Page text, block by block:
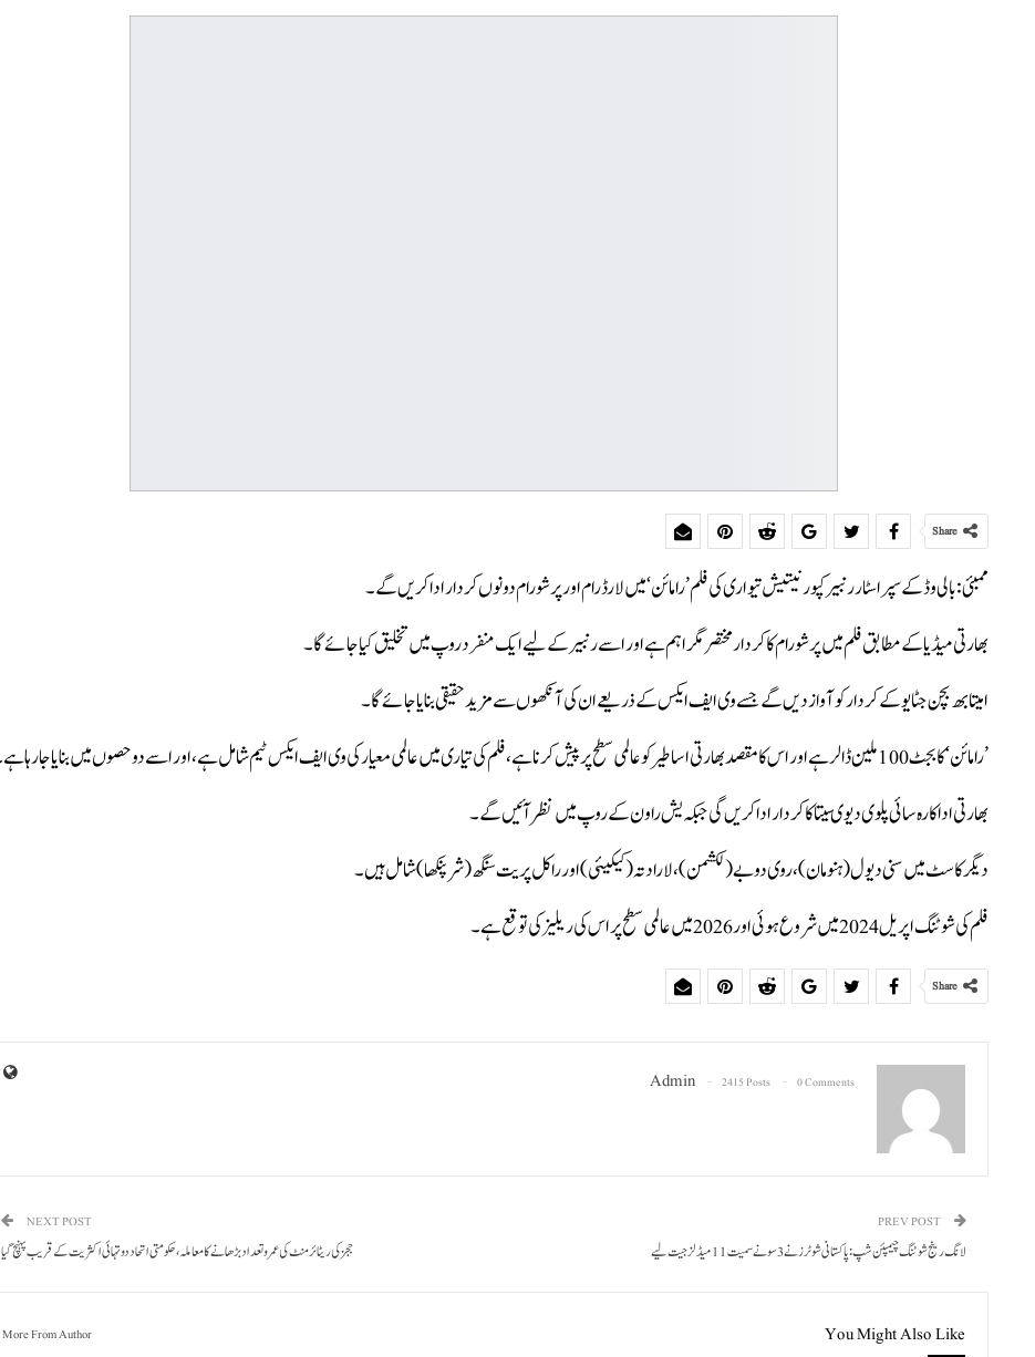
Share
ممبئی: بالی وڈ کے سپر اسٹار رنبیر کپور نیتیش تیواری کی فلم ’رامائن‘ میں لارڈ رام اور پرشورام دونوں کردار ادا کریں گے۔
بھارتی میڈیا کے مطابق فلم میں پرشورام کا کردار مختصر مگر اہم ہے اور اسے رنبیر کے لیے ایک منفرد روپ میں تخلیق کیا جائے گا۔
امیتابھ بچن جٹایو کے کردار کو آواز دیں گے جسے وی ایف ایکس کے ذریعے ان کی آنکھوں سے مزید حقیقی بنایا جائے گا۔
’رامائن‘ کا بجٹ 100 ملین ڈالر ہے اور اس کا مقصد بھارتی اساطیر کو عالمی سطح پر پیش کرنا ہے، فلم کی تیاری میں عالمی معیار کی وی ایف ایکس ٹیم شامل ہے، اور اسے دو حصوں میں بنایا جا رہا ہے۔
بھارتی اداکارہ سائی پلوی دیوی سیتا کا کردار ادا کریں گی جبکہ یش راون کے روپ میں نظر آئیں گے۔
دیگر کاسٹ میں سنی دیول(ہنومان)، روی دوبے(لکشمن)، لارا دتہ(کیکیئی) اور راکل پریت سنگھ(شرپنکھا) شامل ہیں۔
فلم کی شوٹنگ اپریل 2024 میں شروع ہوئی اور 2026 میں عالمی سطح پر اس کی ریلیز کی توقع ہے۔
Share
Admin 2415 Posts 0 Comments
لانگ رینج شوٹنگ چیمپئن شپ: پاکستانی شوٹرز نے 3 سونے سمیت 11 میڈلز جیت لیے
NEXT POST
ججز کی ریٹائرمنٹ کی عمر و تعداد بڑھانے کا معاملہ، حکومتی اتحاد دو تہائی اکثریت کے قریب پہنچ گیا
You Might Also Like
More From Author